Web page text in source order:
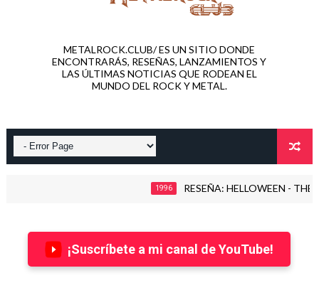
METALROCK.CLUB/ ES UN SITIO DONDE
ENCONTRARÁS, RESEÑAS, LANZAMIENTOS Y
LAS ÚLTIMAS NOTICIAS QUE RODEAN EL
MUNDO DEL ROCK Y METAL.
RESEÑA: HELLOWEEN - THE TIME
¡Suscríbete a mi canal de YouTube!